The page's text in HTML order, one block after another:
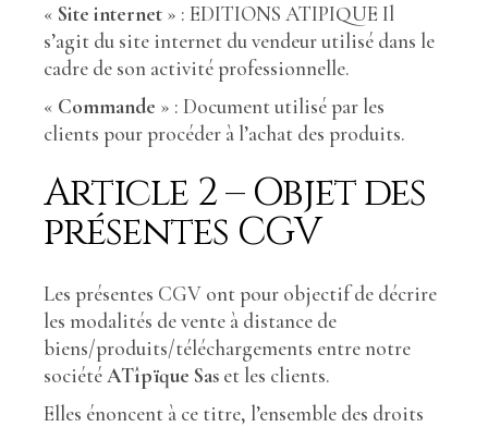
« Site internet » : EDITIONS ATIPIQUE Il
s’agit du site internet du vendeur utilisé dans le
cadre de son activité professionnelle.
« Commande » : Document utilisé par les
clients pour procéder à l’achat des produits.
Article 2 – Objet des
présentes CGV
Les présentes CGV ont pour objectif de décrire
les modalités de vente à distance de
biens/produits/téléchargements entre notre
sociétéATîpïque Sas et les clients.
Elles énoncent à ce titre, l’ensemble des droits